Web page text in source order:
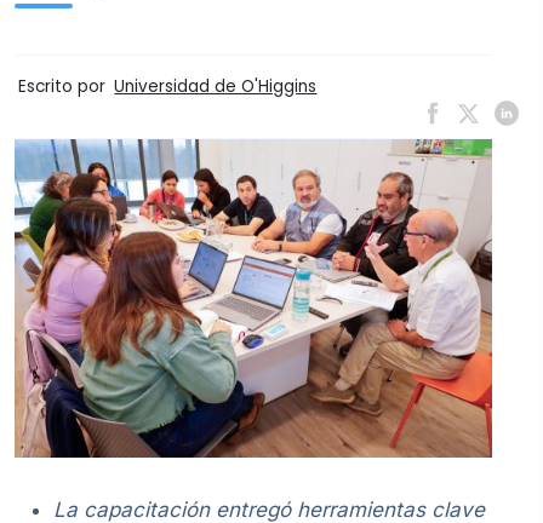
Escrito por Universidad de O'Higgins
La capacitación entregó herramientas clave